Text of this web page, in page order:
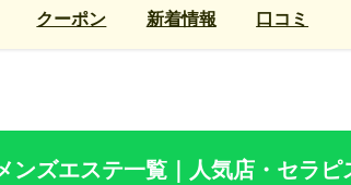
クーポン 新着情報 口コミ
ンズエステ一覧｜人気店・セラピ